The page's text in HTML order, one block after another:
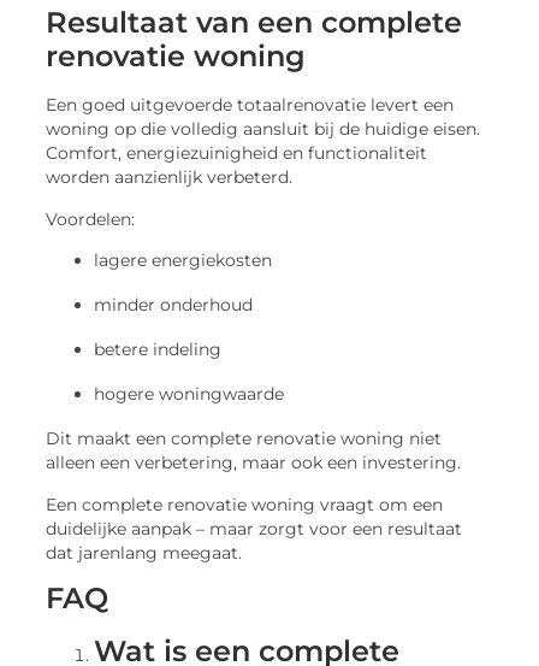
Resultaat van een complete
renovatie woning
Een goed uitgevoerde totaalrenovatie levert een
woning op die volledig aansluit bij de huidige eisen.
Comfort, energiezuinigheid en functionaliteit
worden aanzienlijk verbeterd.
Voordelen:
lagere energiekosten
minder onderhoud
betere indeling
hogere woningwaarde
Dit maakt een complete renovatie woning niet
alleen een verbetering, maar ook een investering.
Een complete renovatie woning vraagt om een
duidelijke aanpak – maar zorgt voor een resultaat
dat jarenlang meegaat.
FAQ
Wat is een complete